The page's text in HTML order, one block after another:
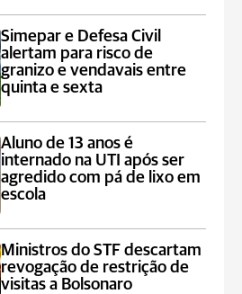
Simepar e Defesa Civil
alertam para risco de
granizo e vendavais entre
quinta e sexta
Aluno de 13 anos é
internado na UTI após ser
agredido com pá de lixo em
escola
Ministros do STF descartam
revogação de restrição de
visitas a Bolsonaro